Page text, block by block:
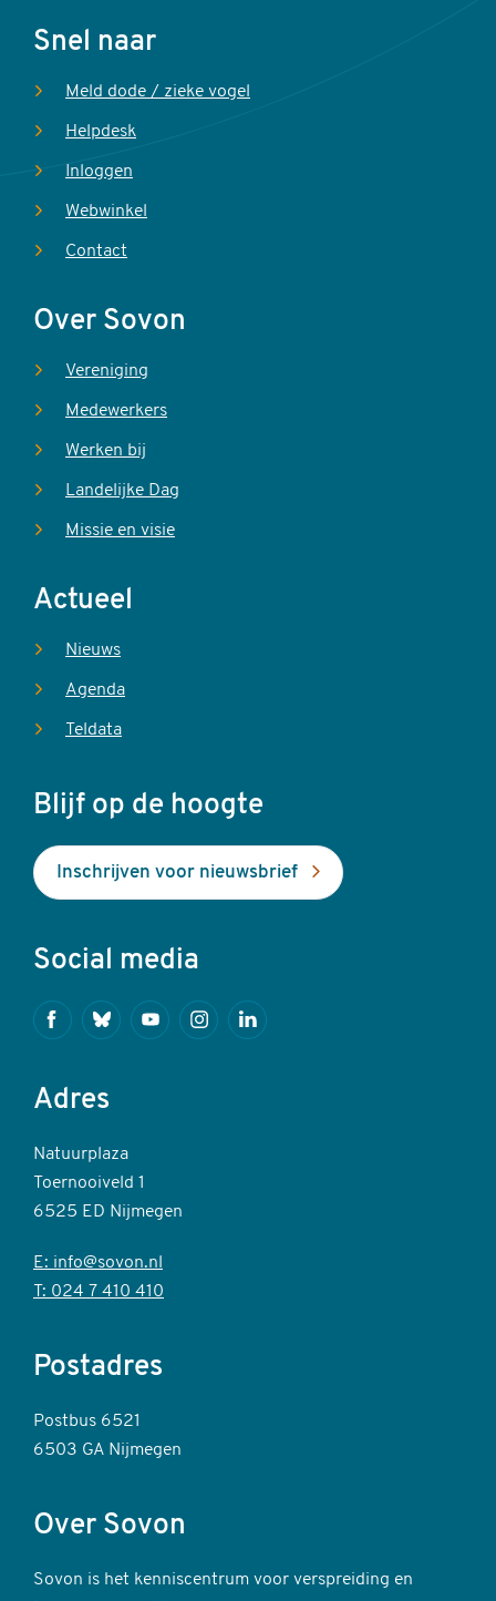
Voet
Snel naar
Meld dode / zieke vogel
Helpdesk
Inloggen
Webwinkel
Contact
Over Sovon
Vereniging
Medewerkers
Werken bij
Landelijke Dag
Missie en visie
Actueel
Nieuws
Agenda
Teldata
Blijf op de hoogte
Inschrijven voor nieuwsbrief
Social media
FacebookBlueskyYoutubeInstagramLinkedin
Adres
Natuurplaza
Toernooiveld 1
6525 ED Nijmegen
E: info@sovon.nl
T: 024 7 410 410
Postadres
Postbus 6521
6503 GA Nijmegen
Over Sovon
Sovon is het kenniscentrum voor verspreiding en